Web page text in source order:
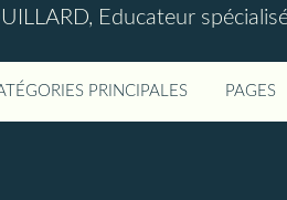
Educateur
PRINCIPALES PAGES